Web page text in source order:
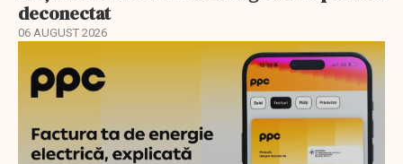
deconectat
06 AUGUST 2026